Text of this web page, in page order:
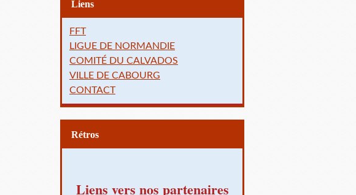
Liens
FFT
LIGUE DE NORMANDIE
COMITÉ DU CALVADOS
VILLE DE CABOURG
CONTACT
Rétros
Liens vers nos partenaires